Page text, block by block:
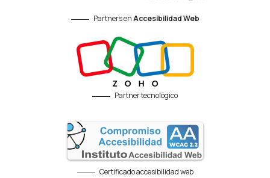
Partners enAccesibilidad Web
Partner tecnológico
Certificado accesibilidad web